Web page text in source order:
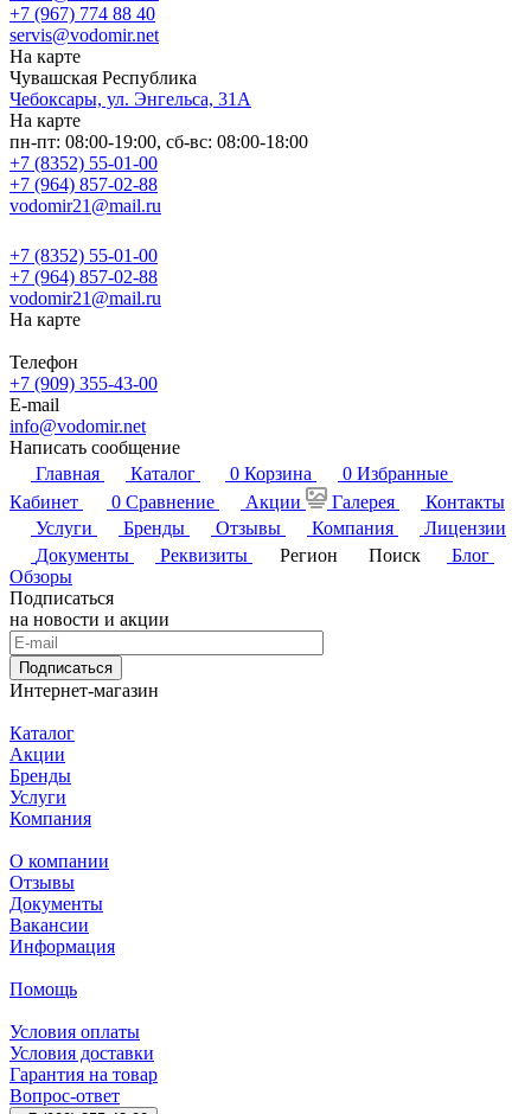
+7 (967) 774 88 40
servis@vodomir.net
На карте
Чувашская Республика
Чебоксары, ул. Энгельса, 31А
На карте
пн-пт: 08:00-19:00, сб-вс: 08:00-18:00
+7 (8352) 55-01-00
+7 (964) 857-02-88
vodomir21@mail.ru
+7 (8352) 55-01-00
+7 (964) 857-02-88
vodomir21@mail.ru
На карте
Телефон
+7 (909) 355-43-00
E-mail
info@vodomir.net
Написать сообщение
Главная
Каталог 0 Корзина 0 Избранные
Кабинет
0 Сравнение Акции Галерея
Контакты
Услуги
Бренды Отзывы Компания
Лицензии
Документы
Реквизиты Регион Поиск
Блог
Обзоры
Подписаться
на новости и акции
Подписаться
Интернет-магазин
Каталог
Акции
Бренды
Услуги
Компания
О компании
Отзывы
Документы
Вакансии
Информация
Помощь
Условия оплаты
Условия доставки
Гарантия на товар
Вопрос-ответ